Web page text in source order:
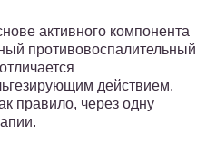
активного компонента
противовоспалительный
действием.
правило, через одну